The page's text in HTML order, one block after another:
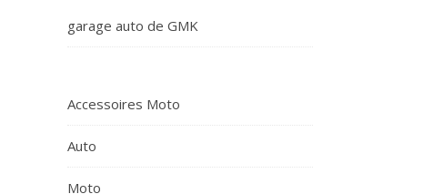
garage auto de GMK
Accessoires Moto
Auto
Moto